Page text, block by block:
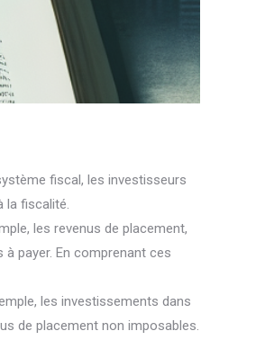
fiscal, les investisseurs
la fiscalité.
les revenus de placement,
payer. En comprenant ces
les investissements dans
de placement non imposables.